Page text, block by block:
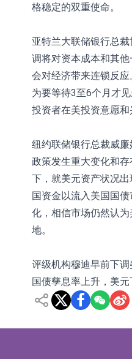
务集团
能健康
黄金
格稳定的双重使命。
亚特兰大联储银行总
调将对资本成本和其
会对经济带来连锁反
为要等待3至6个月才
投资者在美投资意愿和
纽约联储银行总裁威
政策发生重大变化和
下，就美元资产状况
国资金以流入美国国
化，相信市场仍然认
地。
评级机构穆迪早前下
国债孳息率上升，美元